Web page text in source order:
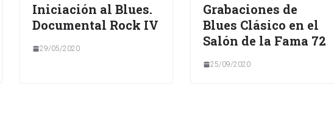
Iniciación al Blues.
Documental Rock IV
29/05/2020
Grabaciones de
Blues Clásico en el
Salón de la Fama 72
25/09/2020